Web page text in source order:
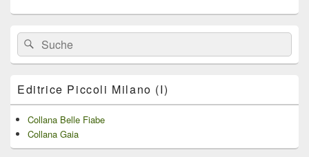
Primärer
Seitenleisten
Widget-
Bereich
Search
for:
Suche
Editrice Piccoli Milano (I)
Collana Belle Fiabe
Collana Gaia